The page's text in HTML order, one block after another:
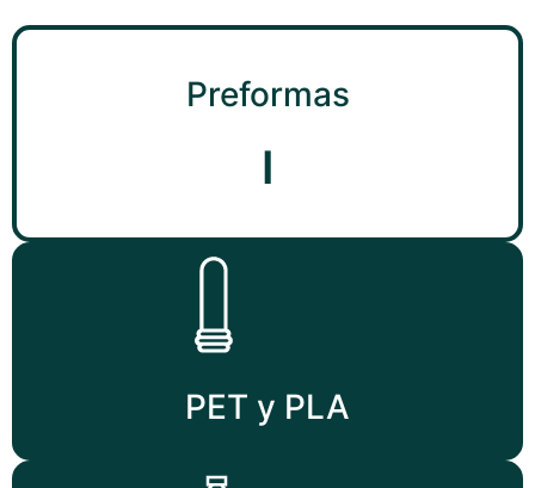
Preformas
I
PET y PLA